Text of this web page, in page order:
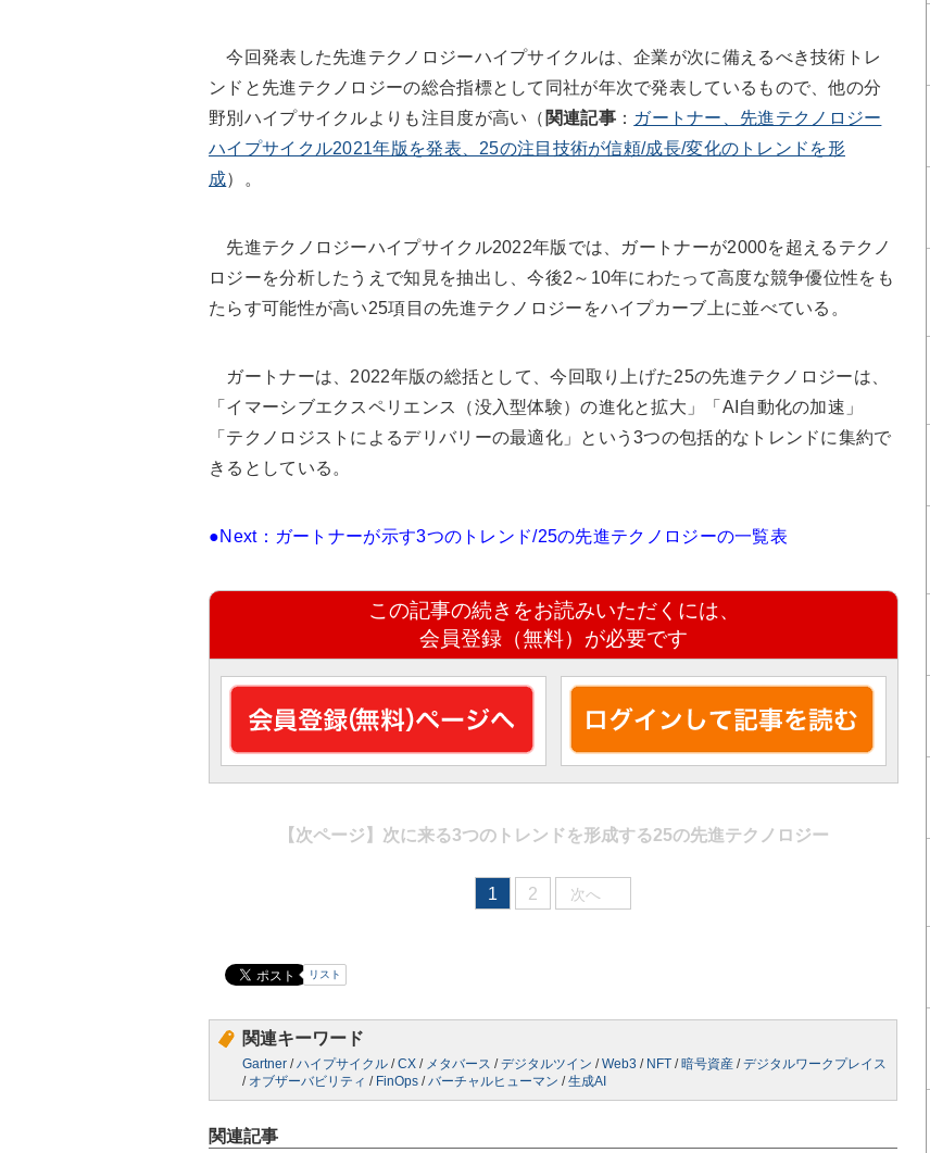
今回発表した先進テクノロジーハイプサイクルは、企業が次に備えるべき技術トレ
ンドと先進テクノロジーの総合指標として同社が年次で発表しているもので、他の分
野別ハイプサイクルよりも注目度が高い（ 関連記事： ガートナー、先進テクノロジー
ハイプサイクル2021年版を発表、25の注目技術が信頼/成長/変化のトレンドを形
成）。
先進テクノロジーハイプサイクル2022年版では、ガートナーが2000を超えるテクノ
ロジーを分析したうえで知見を抽出し、今後2～10年にわたって高度な競争優位性をも
たらす可能性が高い25項目の先進テクノロジーをハイプカーブ上に並べている。
ガートナーは、2022年版の総括として、今回取り上げた25の先進テクノロジーは、
「イマーシブエクスペリエンス（没入型体験）の進化と拡大」「AI自動化の加速」
「テクノロジストによるデリバリーの最適化」という3つの包括的なトレンドに集約で
きるとしている。
●Next：ガートナーが示す3つのトレンド/25の先進テクノロジーの一覧表
この記事の続きをお読みいただくには、
会員登録（無料）が必要です
【次ページ】 次に来る3つのトレンドを形成する25の先進テクノロジー
1 2 次へ
リスト
関連キーワード
Gartner /ハイプサイクル /CX / メタバース /デジタルツイン /Web3 / NFT /暗号資産 /デジタルワークプレイス
/ オブザーバビリティ / FinOps /バーチャルヒューマン /生成AI
関連記事